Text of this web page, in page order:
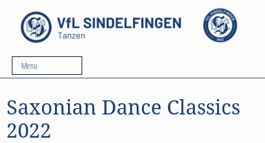
Menu
Saxonian Dance Classics
2022